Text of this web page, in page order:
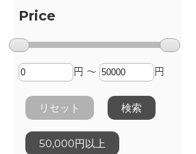
Price
円 ～ 円
リセット 検索
50,000円以上